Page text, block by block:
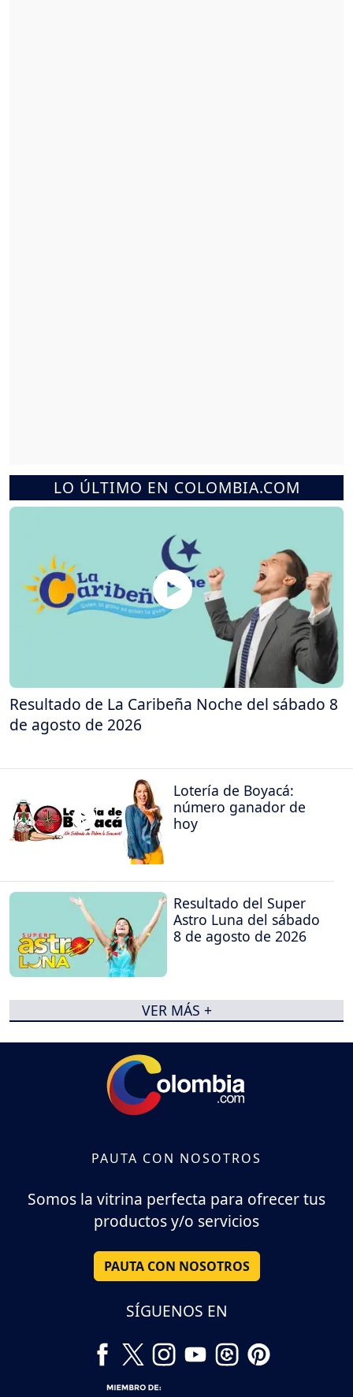
LO ÚLTIMO EN COLOMBIA.COM
Resultado de La Caribeña Noche del sábado 8
de agosto de 2026
Lotería de Boyacá:
número ganador de
hoy
Resultado del Super
Astro Luna del sábado
8 de agosto de 2026
VER MÁS +
PAUTA CON NOSOTROS
Somos la vitrina perfecta para ofrecer tus
productos y/o servicios
PAUTA CON NOSOTROS
SÍGUENOS EN